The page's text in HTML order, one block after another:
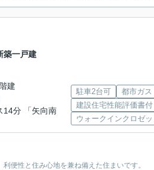
築一戸建
建
14分 「矢向南
駐車2台可 都市ガス
建設住宅性能評価書付
ウォークインクロゼッ
便性と住み心地を兼ね備えた住まいです。